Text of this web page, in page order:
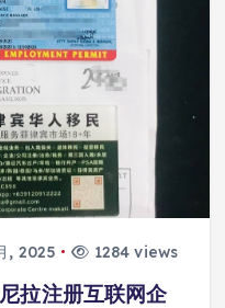
, 2025 1284 views
拉注册互联网企